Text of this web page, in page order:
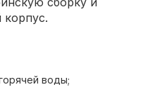
воды;